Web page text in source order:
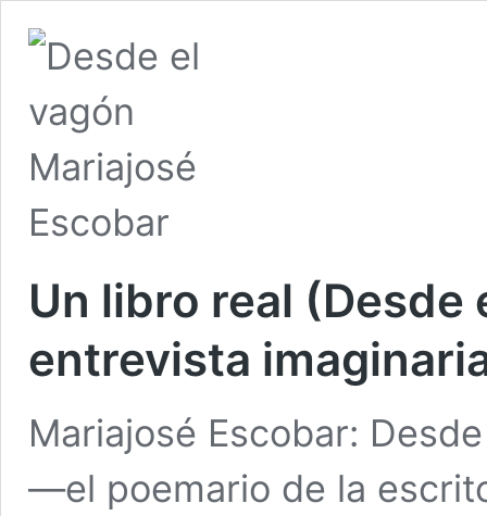
Un libro real (Desde
entrevista
Mariajosé Escobar:
—el poemario de la